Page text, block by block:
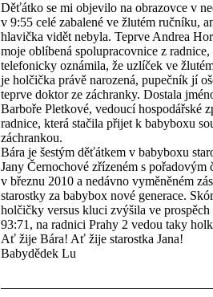
Děťátko se mi objevilo na obrazovce v
v 9:55 celé zabalené ve žlutém ručníku,
hlavička vidět nebyla. Teprve Andrea
moje oblíbená spolupracovnice z radnice,
telefonicky oznámila, že uzlíček ve
je holčička právě narozená, pupečník jí
teprve doktor ze záchranky. Dostala
Barboře Pletkové, vedoucí hospodářské
radnice, která stačila přijet k babyboxu
záchrankou.
Bára je šestým děťátkem v babyboxu
Jany Černochové zřízeném s pořadovým
v březnu 2010 a nedávno vyměněném
starostky za babybox nové generace.
holčičky versus kluci zvýšila ve prospěch
93:71, na radnici Prahy 2 vedou taky
Ať žije Bára! Ať žije starostka Jana!
Babydědek Lu